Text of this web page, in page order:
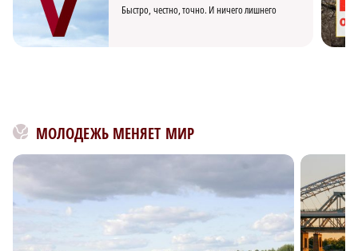
Быстро, честно, точно. И ничего лишнего
МОЛОДЕЖЬ МЕНЯЕТ МИР